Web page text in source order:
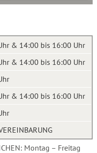
& 14:00 bis 16:00 Uhr
& 14:00 bis 16:00 Uhr
& 14:00 bis 16:00 Uhr
Montag – Freitag